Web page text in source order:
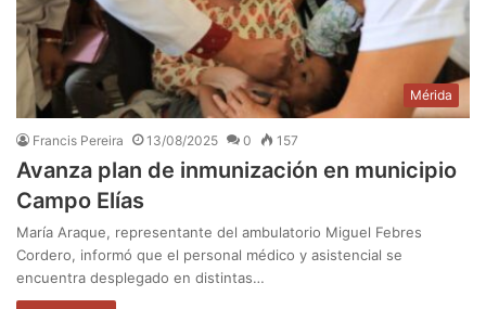
Mérida
Francis Pereira 13/08/2025 0 157
Avanza plan de inmunización en municipio
Campo Elías
María Araque, representante del ambulatorio Miguel Febres
Cordero, informó que el personal médico y asistencial se
encuentra desplegado en distintas…